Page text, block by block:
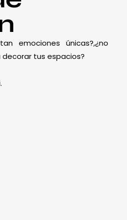
emociones únicas?,¿no
tus espacios?